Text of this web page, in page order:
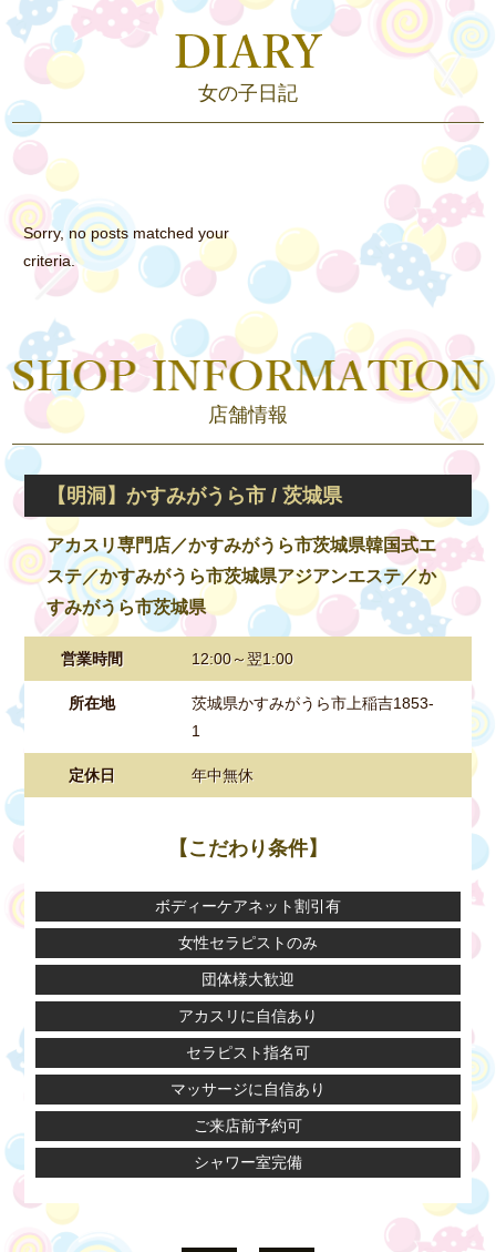
女の子日記
Sorry, no posts matched your
criteria.
店舗情報
【明洞】かすみがうら市 / 茨城県
アカスリ専門店／かすみがうら市茨城県韓国式エ
ステ／かすみがうら市茨城県アジアンエステ／か
すみがうら市茨城県
営業時間 12:00～翌1:00
所在地
茨城県かすみがうら市上稲吉1853-
1
定休日 年中無休
【こだわり条件】
ボディーケアネット割引有
女性セラピストのみ
団体様大歓迎
アカスリに自信あり
セラピスト指名可
マッサージに自信あり
ご来店前予約可
シャワー室完備